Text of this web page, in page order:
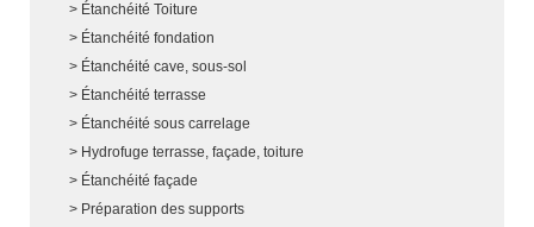
Étanchéité Toiture
Étanchéité fondation
Étanchéité cave, sous-sol
Étanchéité terrasse
Étanchéité sous carrelage
Hydrofuge terrasse, façade, toiture
Étanchéité façade
Préparation des supports